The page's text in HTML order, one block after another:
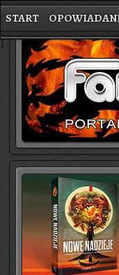
START
}